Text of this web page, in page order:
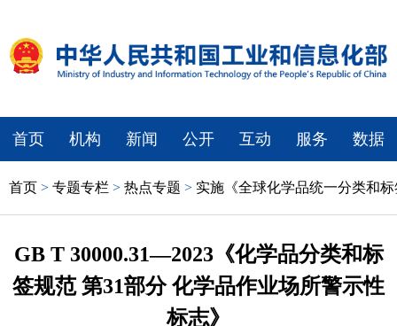
首页 机构 新闻 公开 互动 服务 数据
首页 > 专题专栏 > 热点专题 > 实施《全球化学品统一分类和
GB T 30000.31—2023《化学品分类和标
签规范 第31部分 化学品作业场所警示性
标志》